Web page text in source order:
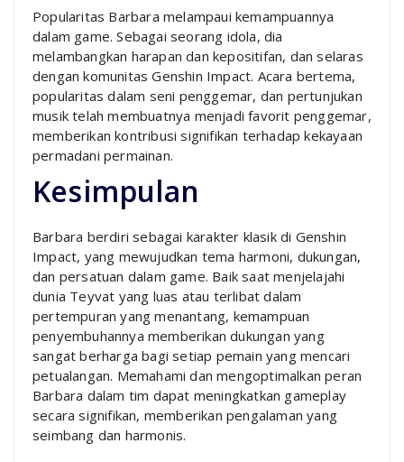
Popularitas Barbara melampaui kemampuannya
dalam game. Sebagai seorang idola, dia
melambangkan harapan dan kepositifan, dan selaras
dengan komunitas Genshin Impact. Acara bertema,
popularitas dalam seni penggemar, dan pertunjukan
musik telah membuatnya menjadi favorit penggemar,
memberikan kontribusi signifikan terhadap kekayaan
permadani permainan.
Kesimpulan
Barbara berdiri sebagai karakter klasik di Genshin
Impact, yang mewujudkan tema harmoni, dukungan,
dan persatuan dalam game. Baik saat menjelajahi
dunia Teyvat yang luas atau terlibat dalam
pertempuran yang menantang, kemampuan
penyembuhannya memberikan dukungan yang
sangat berharga bagi setiap pemain yang mencari
petualangan. Memahami dan mengoptimalkan peran
Barbara dalam tim dapat meningkatkan gameplay
secara signifikan, memberikan pengalaman yang
seimbang dan harmonis.